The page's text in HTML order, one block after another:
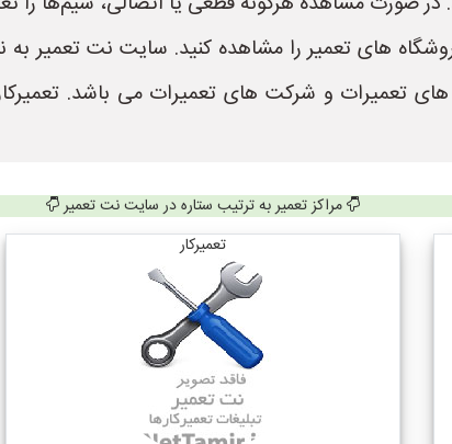
های تعمیرات و شرکت های تعمیرات می باشد.
مراکز تعمیر به ترتیب ستاره در سایت نت تعمیر
تعمیرکار